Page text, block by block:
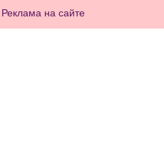
Реклама на сайте